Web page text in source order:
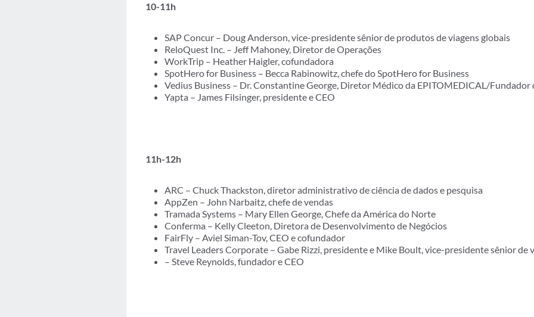
10-11h
SAP Concur – Doug Anderson, vice-presidente sênior de produtos de viagens globais
ReloQuest Inc. – Jeff Mahoney, Diretor de Operações
WorkTrip – Heather Haigler, cofundadora
SpotHero for Business – Becca Rabinowitz, chefe do SpotHero for Business
Vedius Business – Dr. Constantine George, Diretor Médico da EPITOMEDICAL/Fundador
Yapta – James Filsinger, presidente e CEO
11h-12h
ARC – Chuck Thackston, diretor administrativo de ciência de dados e pesquisa
AppZen – John Narbaitz, chefe de vendas
Tramada Systems – Mary Ellen George, Chefe da América do Norte
Conferma – Kelly Cleeton, Diretora de Desenvolvimento de Negócios
FairFly – Aviel Siman-Tov, CEO e cofundador
Travel Leaders Corporate – Gabe Rizzi, presidente e Mike Boult, vice-presidente sênior de
– Steve Reynolds, fundador e CEO